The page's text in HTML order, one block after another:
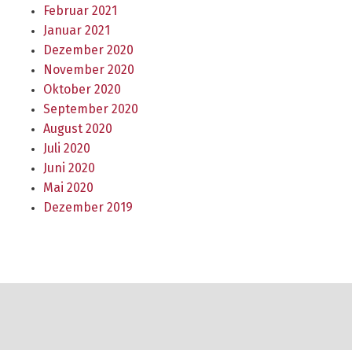
Februar 2021
Januar 2021
Dezember 2020
November 2020
Oktober 2020
September 2020
August 2020
Juli 2020
Juni 2020
Mai 2020
Dezember 2019